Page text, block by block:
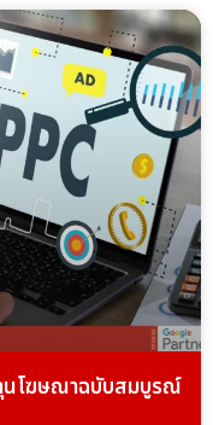
นโฆษณาฉบับสมบูรณ์